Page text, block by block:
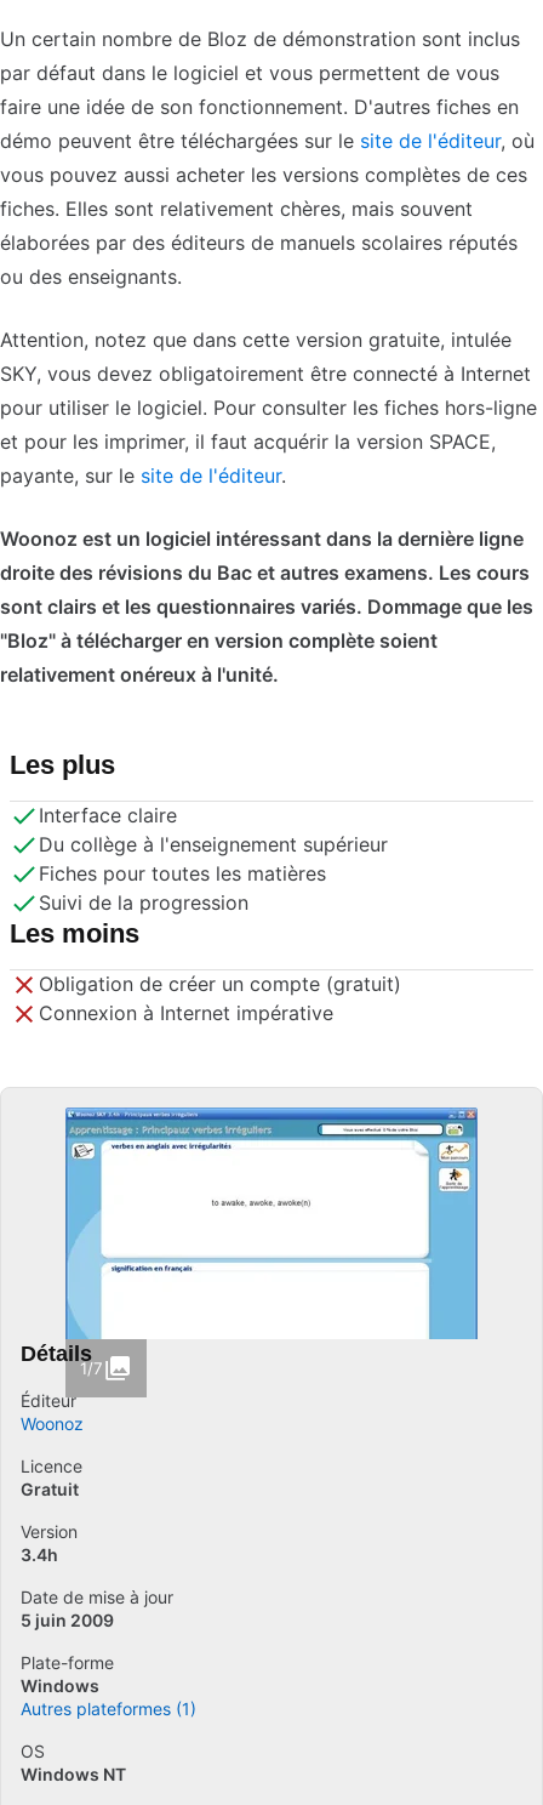
Un certain nombre de Bloz de démonstration sont inclus
par défaut dans le logiciel et vous permettent de vous
faire une idée de son fonctionnement. D'autres fiches en
démo peuvent être téléchargées sur le site de l'éditeur, où
vous pouvez aussi acheter les versions complètes de ces
fiches. Elles sont relativement chères, mais souvent
élaborées par des éditeurs de manuels scolaires réputés
ou des enseignants.
Attention, notez que dans cette version gratuite, intulée
SKY, vous devez obligatoirement être connecté à Internet
pour utiliser le logiciel. Pour consulter les fiches hors-ligne
et pour les imprimer, il faut acquérir la version SPACE,
payante, sur le site de l'éditeur.
Woonoz est un logiciel intéressant dans la dernière ligne
droite des révisions du Bac et autres examens. Les cours
sont clairs et les questionnaires variés. Dommage que les
"Bloz" à télécharger en version complète soient
relativement onéreux à l'unité.
Les plus
Interface claire
Du collège à l'enseignement supérieur
Fiches pour toutes les matières
Suivi de la progression
Les moins
Obligation de créer un compte (gratuit)
Connexion à Internet impérative
1/7
Détails
Éditeur
Woonoz
Licence
Gratuit
Version
3.4h
Date de mise à jour
5 juin 2009
Plate-forme
Windows
Autres plateformes (1)
OS
Windows NT